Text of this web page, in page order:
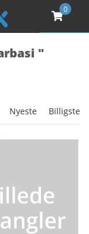
0
"
Nyeste Billigste